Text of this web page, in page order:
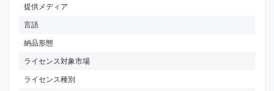
提供メディア
言語
納品形態
ライセンス対象市場
ライセンス種別